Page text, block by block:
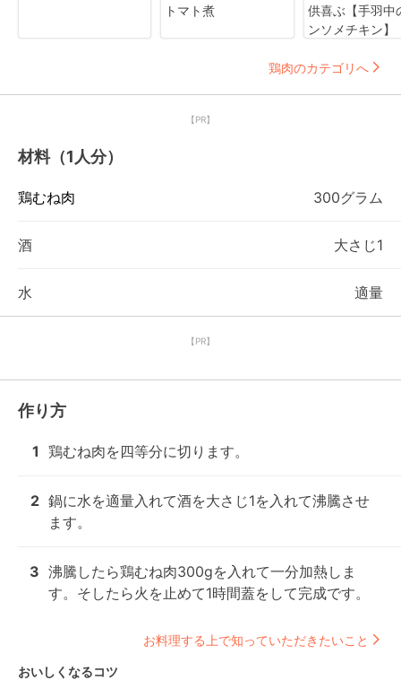
トマト煮
供喜ぶ【手羽中
ンソメチキン】
鶏肉のカテゴリへ
【PR】
材料（1人分）
鶏むね肉 300グラム
酒 大さじ1
水 適量
【PR】
作り方
1 鶏むね肉を四等分に切ります。
2 鍋に水を適量入れて酒を大さじ1を入れて沸騰させ
ます。
3 沸騰したら鶏むね肉300gを入れて一分加熱しま
す。そしたら火を止めて1時間蓋をして完成です。
お料理する上で知っていただきたいこと
おいしくなるコツ